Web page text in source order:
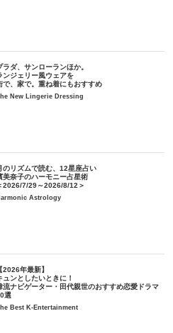
ラダ、サンローランほか。
ンジェリー風ウェアを
で、家で。重ね着にもおすすめ
New Lingerie Dressing
のリズムで読む、12星座占い
美奈子のハーモニー占星術
2026/7/29～2026/8/12＞
Astrology
【2026年最新】
ュンとしたいときに！
流ナビゲーター・田代親世のおすすめ恋愛ドラマ
選
Best K-Entertainment